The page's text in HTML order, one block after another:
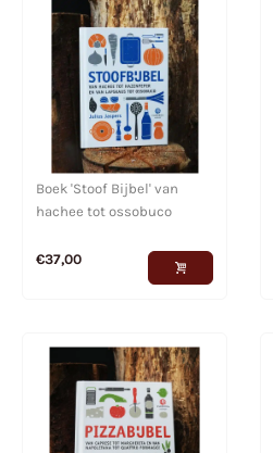
Boek 'Stoof Bijbel' van
hachee tot ossobuco
€37,00